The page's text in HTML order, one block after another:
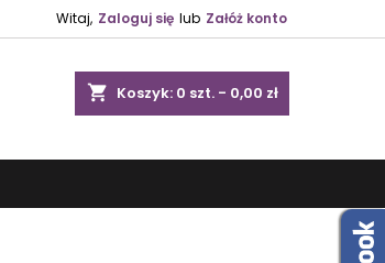
Witaj, Zaloguj się lub Załóż konto
shopping_cart Koszyk: 0 szt. - 0,00 zł